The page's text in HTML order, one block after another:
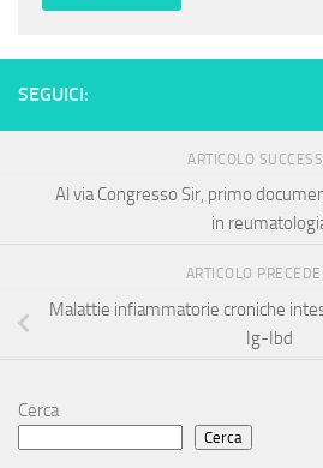
SEGUICI:
ARTICOLO
Al via Congresso Sir, primo
in
ARTICOLO
Malattie infiammatorie croniche
Ig-Ibd
Cerca
Cerca